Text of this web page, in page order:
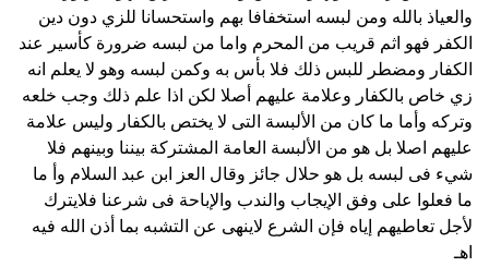
والعياذ بالله ومن لبسه استخفافا بهم واستحسانا للزي دون دين
الكفر فهو اثم قريب من المحرم واما من لبسه ضرورة كأسير عند
الكفار ومضطر للبس ذلك فلا بأس به وكمن لبسه وهو لا يعلم انه
زي خاص بالكفار وعلامة عليهم أصلا لكن اذا علم ذلك وجب خلعه
وتركه وأما ما كان من الألبسة التى لا يختص بالكفار وليس علامة
عليهم اصلا بل هو من الألبسة العامة المشتركة بيننا وبينهم فلا
شيء فى لبسه بل هو حلال جائز وقال العز ابن عبد السلام وأ ما
ما فعلوا على وفق الإيجاب والندب والإباحة فى شرعنا فلايترك
لأجل تعاطيهم إياه فإن الشرع لاينهى عن التشبه بما أذن الله فيه
اهـ